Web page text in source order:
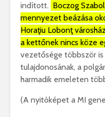
indított. Boczog
mennyezet beázása
Horaţiu Lobonţ
a kettőnek nincs köze
vezetősége többször
tulajdonosának, a
harmadik emeleten
(A nyitóképet a MI